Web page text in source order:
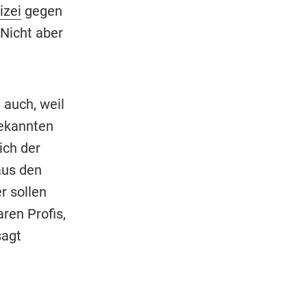
gegen
aber
weil
der
den
sollen
Profis,